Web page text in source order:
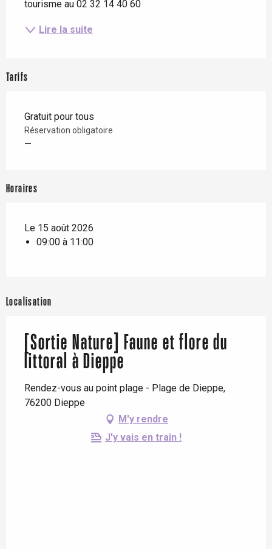
tourisme au 02 32 14 40 60
Lire la suite
Tarifs
Gratuit pour tous
Réservation obligatoire
—
Horaires
Le 15 août 2026
09:00 à 11:00
Localisation
[Sortie Nature] Faune et flore du
littoral à Dieppe
Rendez-vous au point plage - Plage de Dieppe,
76200 Dieppe
M'y rendre
J'y vais en train !